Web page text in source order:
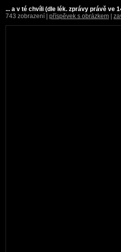
... a v té chvíli (dle lék. zprávy právě ve
743 zobrazení | příspěvek s obrázkem